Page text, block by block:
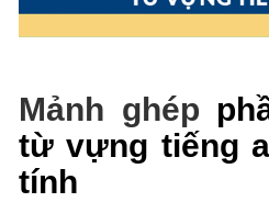
Mảnh ghép
từ vựng tiếng
tính